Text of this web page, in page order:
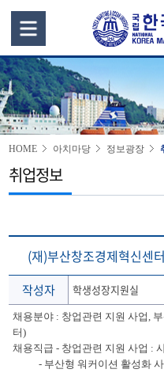
HOME 아치마당 정보광장
취업정보
(재)부산창조경제혁신센
작성자 학생성장지원실
채용분야 : 창업관련 지원 사업,
터)
채용직급 - 창업관련 지원 사업 :
- 부산형 워커이션 활성화 사